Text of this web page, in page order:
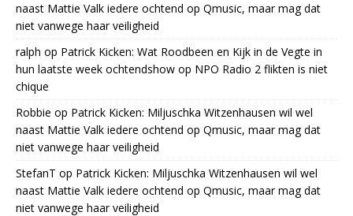
naast Mattie Valk iedere ochtend op Qmusic, maar mag dat
niet vanwege haar veiligheid
ralph op Patrick Kicken: Wat Roodbeen en Kijk in de Vegte in
hun laatste week ochtendshow op NPO Radio 2 flikten is niet
chique
Robbie op Patrick Kicken: Miljuschka Witzenhausen wil wel
naast Mattie Valk iedere ochtend op Qmusic, maar mag dat
niet vanwege haar veiligheid
StefanT op Patrick Kicken: Miljuschka Witzenhausen wil wel
naast Mattie Valk iedere ochtend op Qmusic, maar mag dat
niet vanwege haar veiligheid